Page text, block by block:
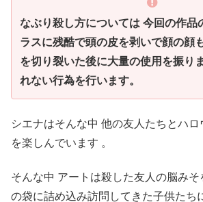
なぶり殺し方については 今回の作品
ラスに残酷で頭の皮を剥いで顔の顔
を切り裂いた後に大量の使用を振り
れない行為を行います。
シエナはそんな中 他の友人たちとハ
を楽しんでいます 。
そんな中 アートは殺した友人の脳み
の袋に詰め込み訪問してきた子供たち